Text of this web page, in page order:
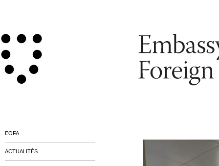
EOFA
ACTUALITÉS